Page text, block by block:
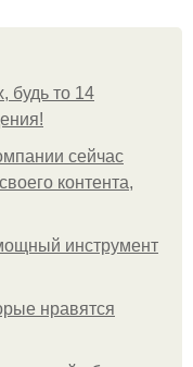
будь то 14
сейчас
контента,
инструмент
нравятся